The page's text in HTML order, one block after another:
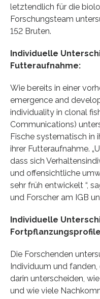
letztendlich für die
Forschungsteam
152 Bruten.
Individuelle
Futteraufnahme:
Wie bereits in einer
emergence and
individuality in clonal
Communications)
Fische systematisch in
ihrer Futteraufnahme.
dass sich
und offensichtliche
sehr früh entwickelt “,
und Forscher am IGB
Individuelle
Die Forschenden
Individuum und
darin unterscheiden,
und wie viele